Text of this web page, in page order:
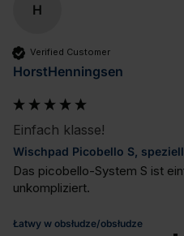
H
Verified Customer
HorstHenningsen
Einfach klasse!
Wischpad Picobello S,
Das picobello-System S ist
unkompliziert.
Łatwy w obsłudze/obsłudze